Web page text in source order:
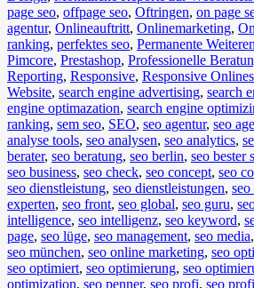
page seo, offpage seo, Oftringen, on page
agentur, Onlineauftritt, Onlinemarketing,
ranking, perfektes seo, Permanente
Pimcore, Prestashop, Professionelle
Reporting, Responsive, Responsive
Website, search engine advertising, search
engine optimazation, search engine
ranking, sem seo, SEO, seo agentur, seo
analyse tools, seo analysen, seo analytics,
berater, seo beratung, seo berlin, seo bester
seo business, seo check, seo concept, seo
seo dienstleistung, seo dienstleistungen,
experten, seo front, seo global, seo guru,
intelligence, seo intelligenz, seo keyword,
page, seo lüge, seo management, seo media,
seo münchen, seo online marketing, seo
seo optimiert, seo optimierung, seo
optimization, seo penner, seo profi, seo